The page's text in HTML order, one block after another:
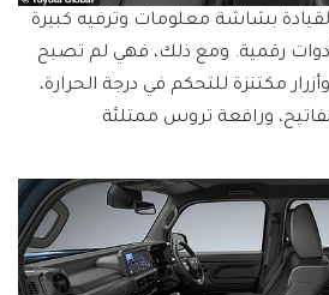
بشاشة معلومات وترفيه كبيرة
رقمية. ومع ذلك، فهي لم تصبح
مكتنزة للتحكم في درجة الحرارة،
ورافعة تروس ممتلئة